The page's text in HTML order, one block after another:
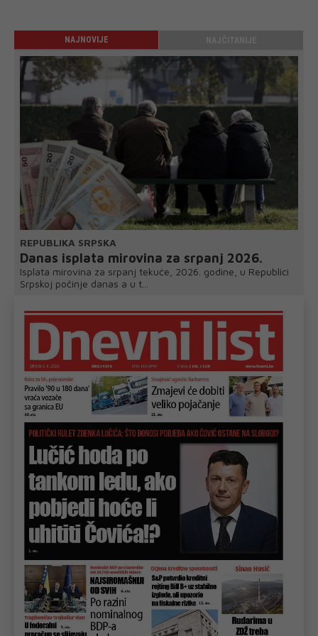
NAJNOVIJE
REPUBLIKA SRPSKA
Danas isplata mirovina za srpanj 2026.
Isplata mirovina za srpanj tekuće, 2026. godine, u Republici
Srpskoj počinje danas a u t...